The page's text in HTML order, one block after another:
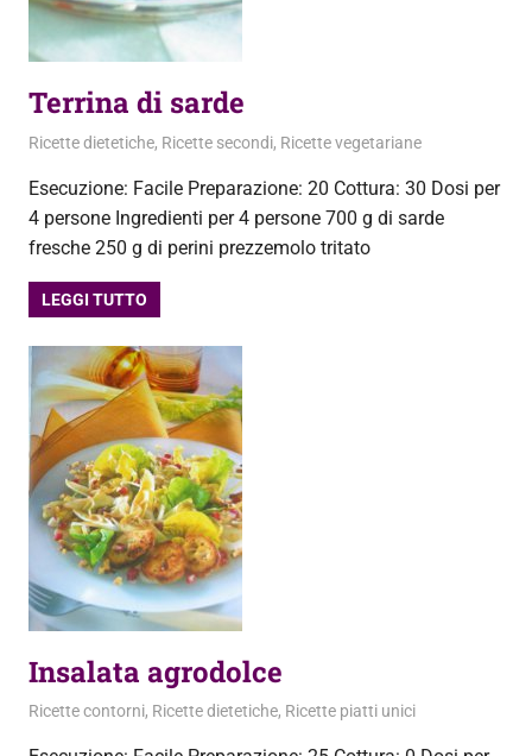
Terrina di sarde
18 Agosto 2013
admin
Ricette dietetiche, Ricette secondi, Ricette vegetariane
Esecuzione: Facile Preparazione: 20 Cottura: 30 Dosi per
4 persone Ingredienti per 4 persone 700 g di sarde
fresche 250 g di perini prezzemolo tritato
LEGGI TUTTO
Insalata agrodolce
8 Agosto 2013
admin
Ricette contorni, Ricette dietetiche, Ricette piatti unici